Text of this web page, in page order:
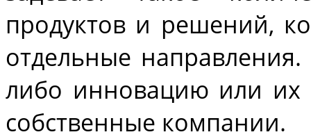
продуктов и решений,
отдельные
либо инновацию или их
собственные компании.